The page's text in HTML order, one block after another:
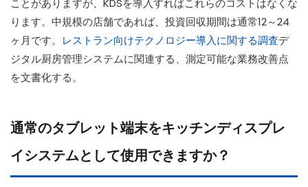
ことがありますが、KDSを導入すればこれらのコストはなくな
ります。中規模の店舗であれば、投資回収期間は通常12～24
ヶ月です。 レストラン向けテクノロジー導入に関する調査デ
ジタル厨房管理システムに関連する、測定可能な業務改善点
を文書化する。
通常のタブレット端末をキッチンディスプレ
イシステムとして使用できますか？